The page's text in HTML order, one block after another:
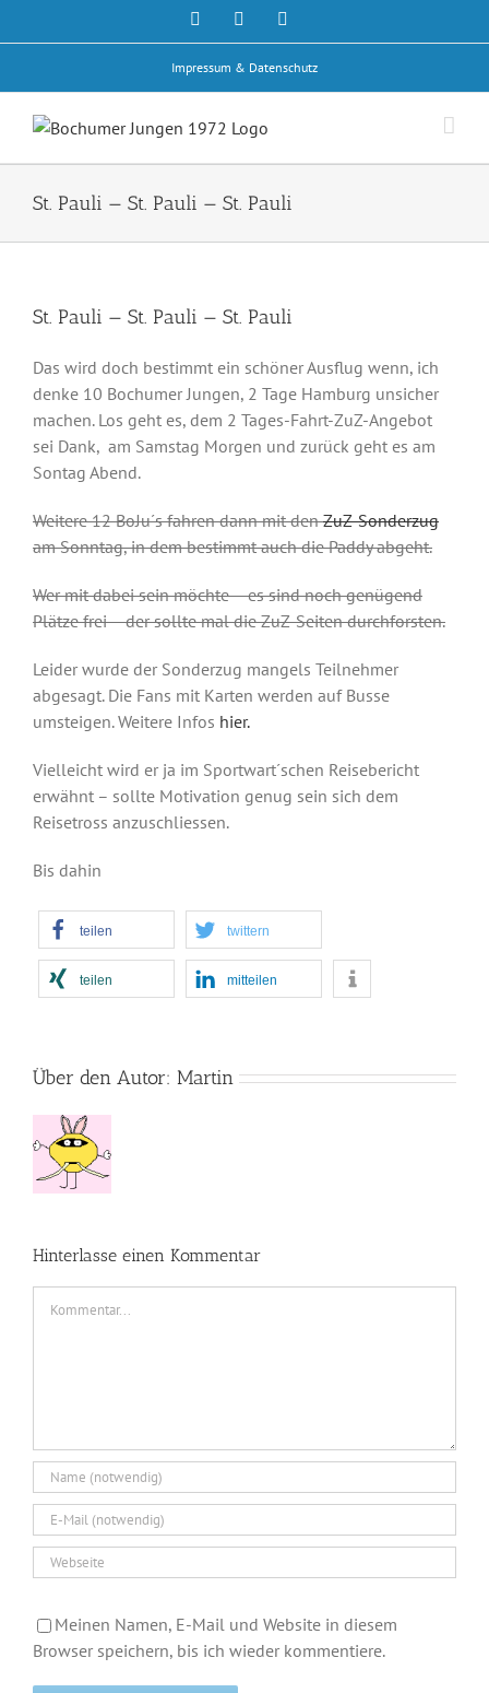
Inhalt
Facebook
Impressum & Datenschutz
St. Pauli — St. Pauli — St. Pauli
St. Pauli — St. Pauli — St. Pauli
Das wird doch bestimmt ein schöner Ausflug wenn, ich
denke 10 Bochumer Jungen, 2 Tage Hamburg unsicher
machen. Los geht es, dem 2 Tages-Fahrt-ZuZ-Angebot
sei Dank, am Samstag Morgen und zurück geht es am
Sontag Abend.
Weitere 12 BoJu´s fahren dann mit denZuZ-Sonderzug
am Sonntag, in dem bestimmt auch die Paddy abgeht.
Wer mit dabei sein möchte – es sind noch genügend
Plätze frei – der sollte mal die ZuZ-Seiten durchforsten.
Leider wurde der Sonderzug mangels Teilnehmer
abgesagt. Die Fans mit Karten werden auf Busse
umsteigen. Weitere Infos hier.
Vielleicht wird er ja im Sportwart´schen Reisebericht
erwähnt – sollte Motivation genug sein sich dem
Reisetross anzuschliessen.
Bis dahin
teilen twittern
teilen mitteilen
Über den Autor: Martin
Hinterlasse einen Kommentar
Meinen Namen, E-Mail und Website in diesem
Browser speichern, bis ich wieder kommentiere.